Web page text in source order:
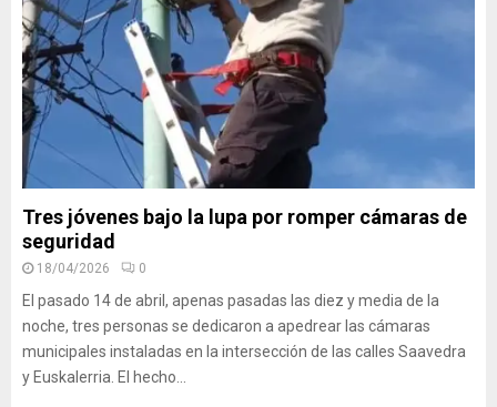
Tres jóvenes bajo la lupa por romper cámaras de
seguridad
18/04/2026 0
El pasado 14 de abril, apenas pasadas las diez y media de la
noche, tres personas se dedicaron a apedrear las cámaras
municipales instaladas en la intersección de las calles Saavedra
y Euskalerria. El hecho...